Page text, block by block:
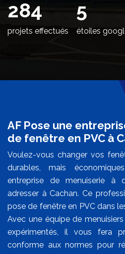
344
projets effectués
5
étoiles
AF Pose une
de fenêtre en PVC à
Voulez-vous changer vos
durables, mais
entreprise de menuiserie à
adresser à Cachan. Ce
pose de fenêtre en PVC dans
Avec une équipe de
expérimentés, il vous fera
conforme aux normes pour